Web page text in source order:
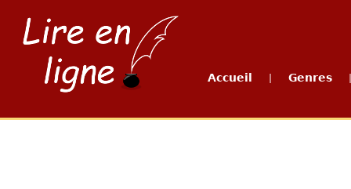
Accueil Genres